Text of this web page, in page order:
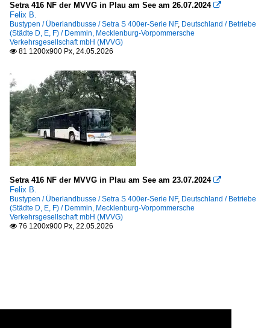
Setra 416 NF der MVVG in Plau am See am 26.07.2024 
Felix B.
Bustypen / Überlandbusse / Setra S 400er-Serie NF, Deutschland / Betriebe
(Städte D, E, F) / Demmin, Mecklenburg-Vorpommersche
Verkehrsgesellschaft mbH (MVVG)
 81 1200x900 Px, 24.05.2026
Setra 416 NF der MVVG in Plau am See am 23.07.2024 
Felix B.
Bustypen / Überlandbusse / Setra S 400er-Serie NF, Deutschland / Betriebe
(Städte D, E, F) / Demmin, Mecklenburg-Vorpommersche
Verkehrsgesellschaft mbH (MVVG)
 76 1200x900 Px, 22.05.2026